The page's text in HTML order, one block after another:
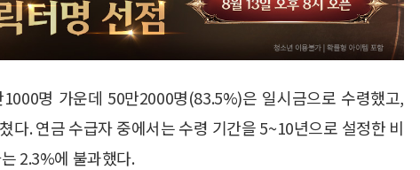
명 가운데 50만2000명(83.5%)은 일시금으로 수령했고,
. 연금 수급자 중에서는 수령 기간을 5~10년으로 설정한 비
2.3%에 불과했다.